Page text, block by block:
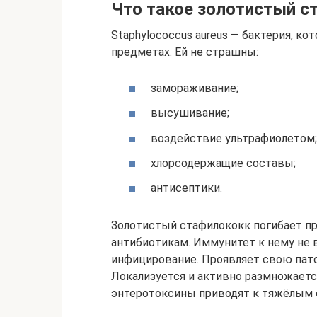
Что такое золотистый
Staphylococcus aureus — бактерия,
предметах. Ей не страшны:
замораживание;
высушивание;
воздействие ультрафиолетом;
хлорсодержащие составы;
антисептики.
Золотистый стафилококк погибает
антибиотикам. Иммунитет к нему
инфицирование. Проявляет свою
Локализуется и активно
энтеротоксины приводят к тяжёлым